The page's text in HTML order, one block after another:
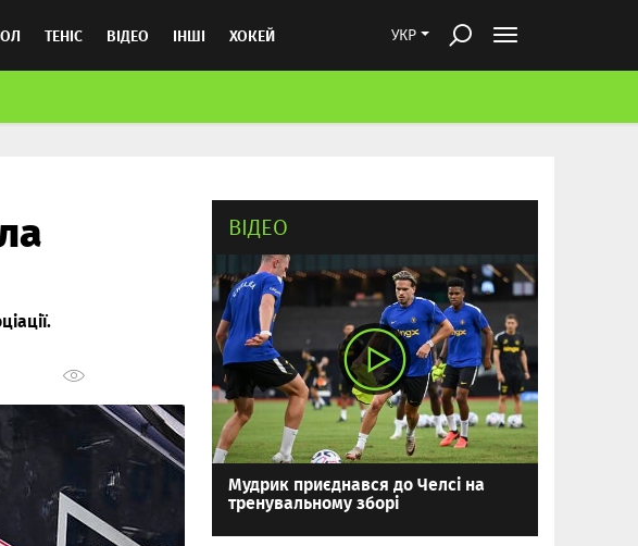
УКР
ТЕНІС ВІДЕО ІНШІ ХОКЕЙ
ВІДЕО
Мудрик приєднався до Челсі на
тренувальному зборі